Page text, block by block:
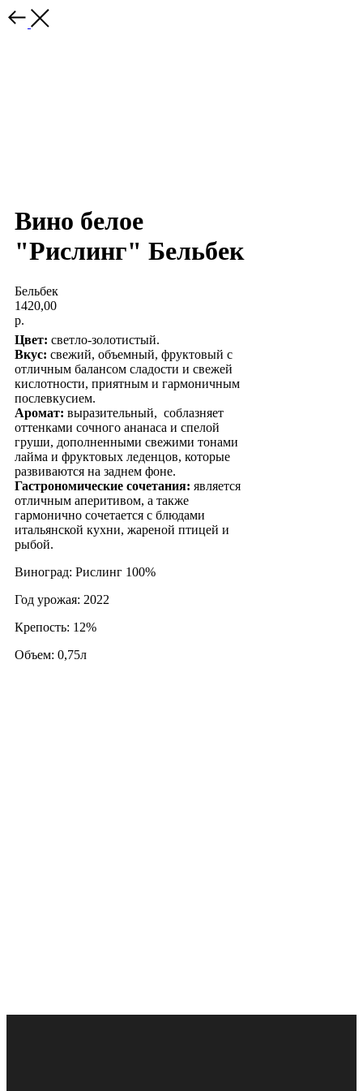
Вино белое
"Рислинг" Бельбек
Бельбек
1420,00
р.
Цвет: светло-золотистый.
Вкус: свежий, объемный, фруктовый с
отличным балансом сладости и свежей
кислотности, приятным и гармоничным
послевкусием.
Аромат: выразительный, соблазняет
оттенками сочного ананаса и спелой
груши, дополненными свежими тонами
лайма и фруктовых леденцов, которые
развиваются на заднем фоне.
Гастрономические сочетания: является
отличным аперитивом, а также
гармонично сочетается с блюдами
итальянской кухни, жареной птицей и
рыбой.
Виноград: Рислинг 100%
Год урожая: 2022
Крепость: 12%
Объем: 0,75л